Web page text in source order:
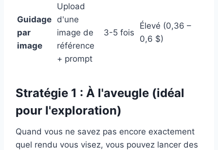
Guidage
par
image
Upload
d'une
image de
référence
+ prompt
3-5 fois
Élevé (0,36 –
0,6 $)
Stratégie 1 : À l'aveugle (idéal
pour l'exploration)
Quand vous ne savez pas encore exactement
quel rendu vous visez, vous pouvez lancer des